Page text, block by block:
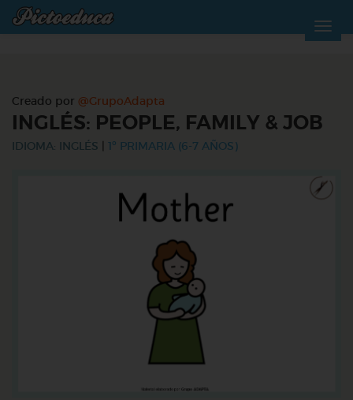
Creado por @GrupoAdapta
INGLÉS: PEOPLE, FAMILY & JOB
IDIOMA: INGLÉS 1º PRIMARIA (6-7 AÑOS)